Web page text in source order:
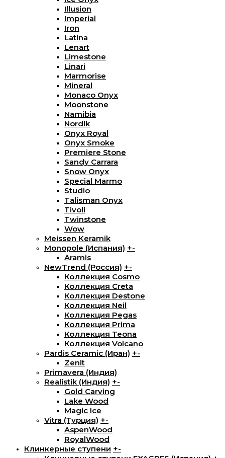
Illusion
Imperial
Iron
Latina
Lenart
Limestone
Linari
Marmorise
Mineral
Monaco Onyx
Moonstone
Namibia
Nordik
Onyx Royal
Onyx Smoke
Premiere Stone
Sandy Carrara
Snow Onyx
Special Marmo
Studio
Talisman Onyx
Tivoli
Twinstone
Wow
Meissen Keramik
Monopole (Испания) +-
Aramis
NewTrend (Россия) +-
Коллекция Cosmo
Коллекция Creta
Коллекция Destone
Коллекция Neil
Коллекция Pegas
Коллекция Prima
Коллекция Teona
Коллекция Volcano
Pardis Ceramic (Иран) +-
Zenit
Primavera (Индия)
Realistik (Индия) +-
Gold Carving
Lake Wood
Magic Ice
Vitra (Турция) +-
AspenWood
RoyalWood
Клинкерные ступени +-